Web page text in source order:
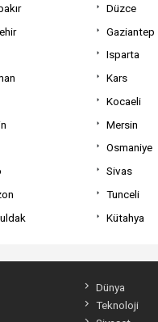
Düzce
Gaziantep
Isparta
Kars
Kocaeli
Mersin
Osmaniye
Sivas
Tunceli
Kütahya
Dünya
Teknoloji